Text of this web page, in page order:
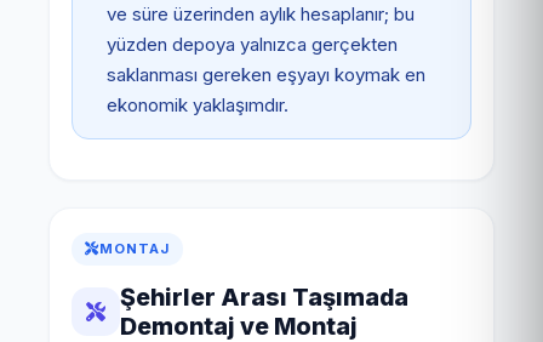
ve süre üzerinden aylık hesaplanır; bu
yüzden depoya yalnızca gerçekten
saklanması gereken eşyayı koymak en
ekonomik yaklaşımdır.
MONTAJ
Şehirler Arası Taşımada
Demontaj ve Montaj